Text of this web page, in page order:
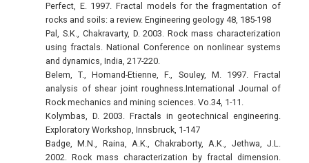
Perfect, E. 1997. Fractal models for the fragmentation of
rocks and soils: a review. Engineering geology 48, 185-198
Pal, S.K., Chakravarty, D. 2003. Rock mass characterization
using fractals. National Conference on nonlinear systems
and dynamics, India, 217-220.
Belem, T., Homand-Etienne, F., Souley, M. 1997. Fractal
analysis of shear joint roughness.International Journal of
Rock mechanics and mining sciences. Vo.34, 1-11.
Kolymbas, D. 2003. Fractals in geotechnical engineering.
Exploratory Workshop, Innsbruck, 1-147
Badge, M.N., Raina, A.K., Chakraborty, A.K., Jethwa, J.L.
2002. Rock mass characterization by fractal dimension.